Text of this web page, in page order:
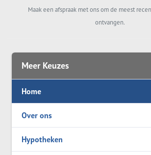
Maak een afspraak met ons om de meest
ontvangen.
Meer Keuzes
Home
Over ons
Hypotheken